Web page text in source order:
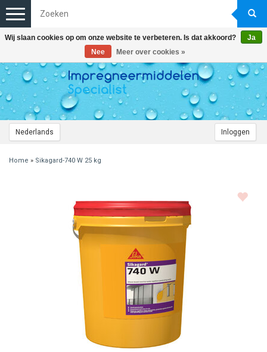
Nederlands Inloggen
Toggle
navigation
Home » Sikagard-740 W 25 kg
Wij slaan cookies op om onze website te verbeteren. Is dat akkoord?
Ja
Nee
Meer over cookies »